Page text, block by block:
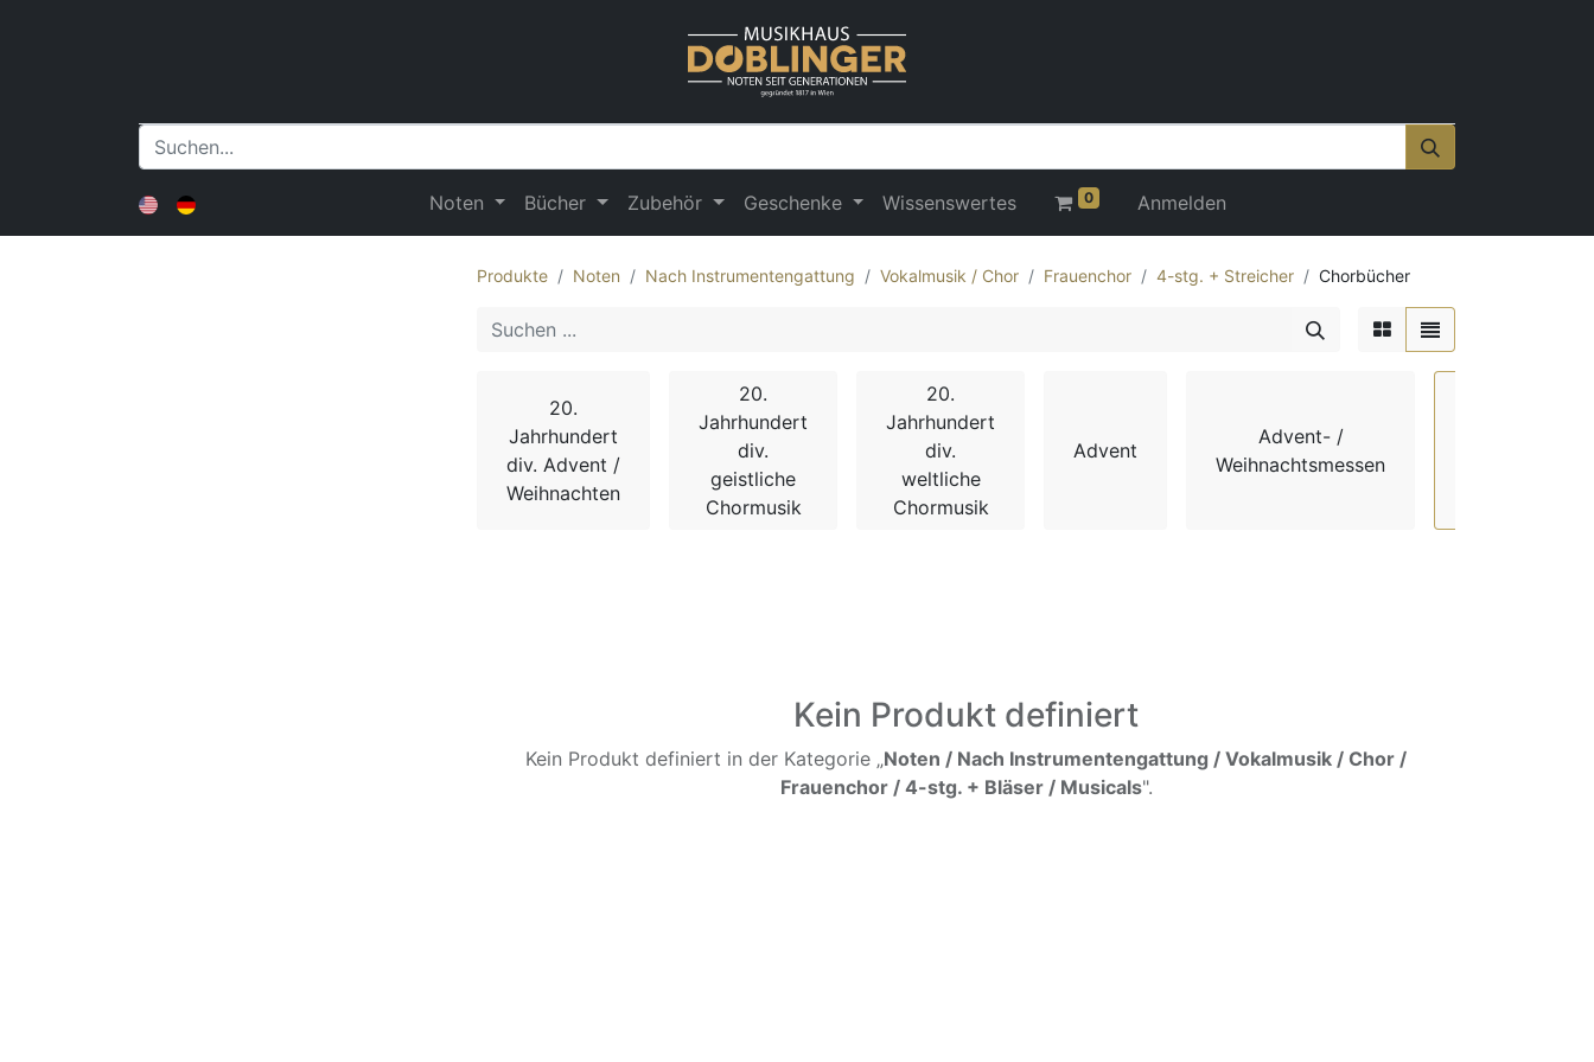
Noten Bücher Zubehör Geschenke Wissenswertes 0 Anmelden
Produkte Noten Nach Instrumentengattung Vokalmusik / Chor Frauenchor 4-stg. + Streicher Chorbücher
20.
Jahrhundert
div. Advent /
Weihnachten
20.
Jahrhundert
div.
geistliche
Chormusik
20.
Jahrhundert
div.
weltliche
Chormusik
Advent
Advent- /
Weihnachtsmessen
Kein Produkt definiert
Kein Produkt definiert in der Kategorie „Noten / Nach Instrumentengattung / Vokalmusik / Chor /
Frauenchor / 4-stg. + Bläser / Musicals".